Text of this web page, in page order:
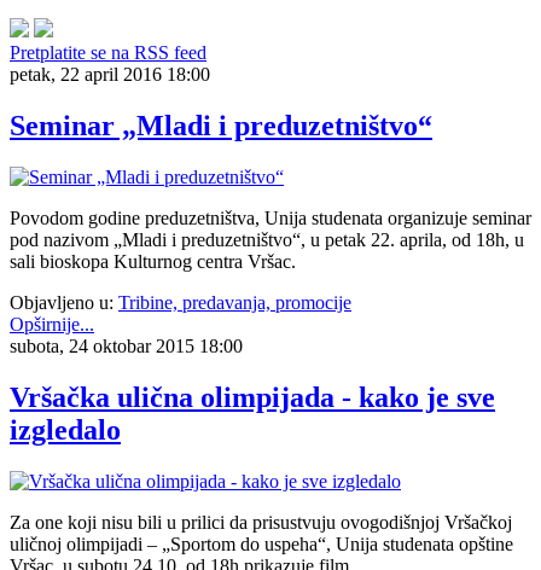
Pretplatite se na RSS feed
petak, 22 april 2016 18:00
Seminar „Mladi i preduzetništvo“
Povodom godine preduzetništva, Unija studenata organizuje seminar
pod nazivom „Mladi i preduzetništvo“, u petak 22. aprila, od 18h, u
sali bioskopa Kulturnog centra Vršac.
Objavljeno u: Tribine, predavanja, promocije
Opširnije...
subota, 24 oktobar 2015 18:00
Vršačka ulična olimpijada - kako je sve
izgledalo
Za one koji nisu bili u prilici da prisustvuju ovogodišnjoj Vršačkoj
uličnoj olimpijadi – „Sportom do uspeha“, Unija studenata opštine
Vršac, u subotu 24.10. od 18h prikazuje film